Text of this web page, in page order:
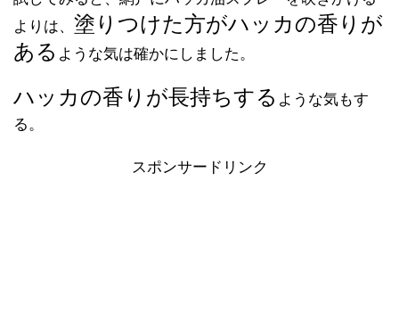
よりは、 塗りつけた方がハッカの香りが
ある ような気は確かにしました。
ハッカの香りが長持ちする ような気もす
る。
スポンサードリンク